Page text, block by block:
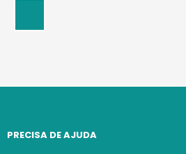
PRECISA DE AJUDA